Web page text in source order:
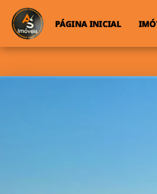
PÁGINA INICIAL